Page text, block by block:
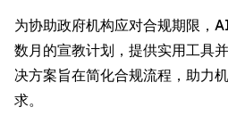
为协助政府机构应对合规期限，
数月的宣教计划，提供实用工具
决方案旨在简化合规流程，助力
求。